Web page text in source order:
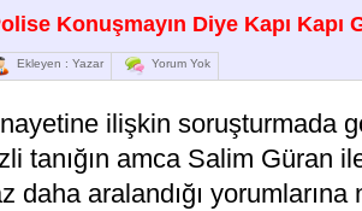
Konuşmayın Diye Kapı Kapı
Ekleyen : Yazar Yorum Yok
ilişkin soruşturmada
tanığın amca Salim Güran
daha aralandığı